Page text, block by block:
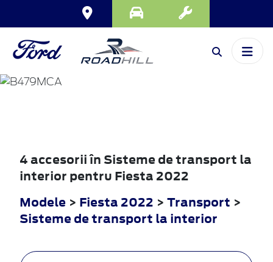
FIESTA
4 accesorii în Sisteme de transport la
interior pentru Fiesta 2022
Modele > Fiesta 2022 > Transport >
Sisteme de transport la interior